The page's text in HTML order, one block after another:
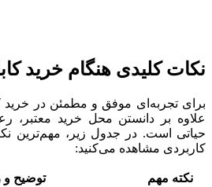
نکات کلیدی هنگام خرید
برای تجربه‌ای موفق و مطمئن در خرید
علاوه بر دانستن محل خرید معتبر،
حیاتی است. در جدول زیر، مهم‌ترین
کاربردی مشاهده می‌کنید:
نکته مهم توضیح و